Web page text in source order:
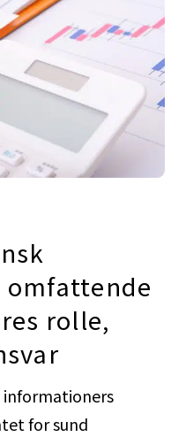
omfattende
rolle,
informationers
for sund